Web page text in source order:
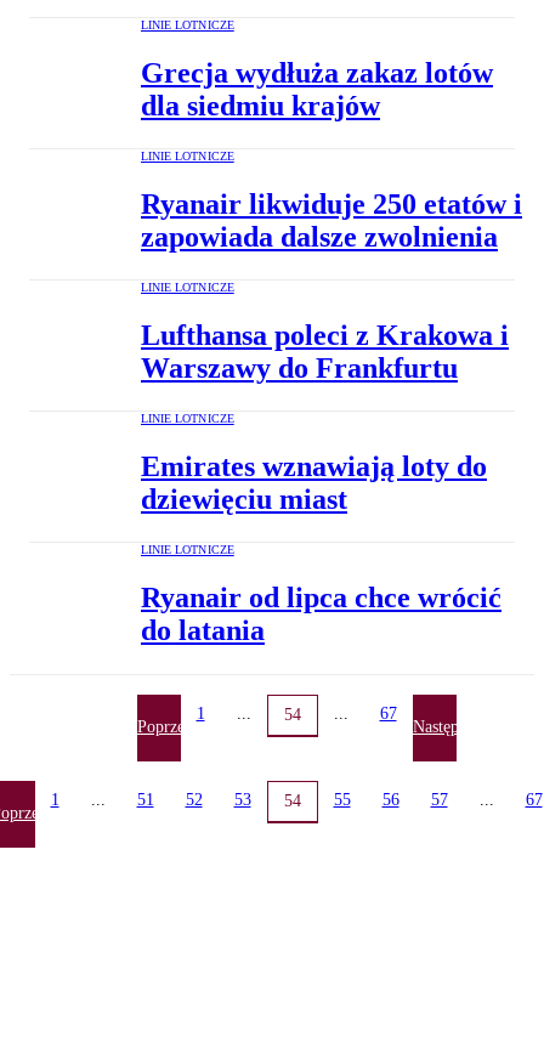
LINIE LOTNICZE
Grecja wydłuża zakaz lotów
dla siedmiu krajów
LINIE LOTNICZE
Ryanair likwiduje 250 etatów i
zapowiada dalsze zwolnienia
LINIE LOTNICZE
Lufthansa poleci z Krakowa i
Warszawy do Frankfurtu
LINIE LOTNICZE
Emirates wznawiają loty do
dziewięciu miast
LINIE LOTNICZE
Ryanair od lipca chce wrócić
do latania
Poprzednia
1 54 67
Następna
1 51 52 53 54 55 56 57 67